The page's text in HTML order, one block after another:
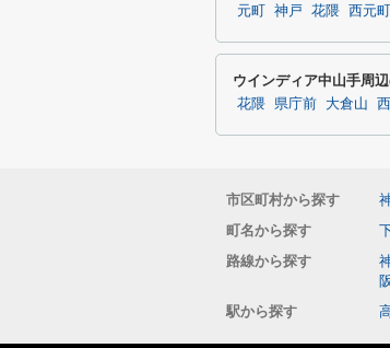
元町 神戸 花隈 西元町
ウインディア中山手周
花隈 県庁前 大倉山
市区町村から探す
町名から探す
路線から探す
駅から探す